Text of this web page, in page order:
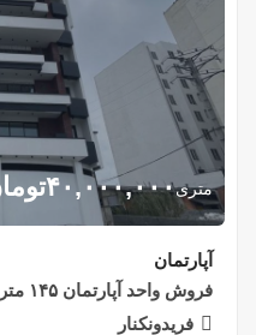
متری۴۰,۰۰۰,۰۰۰
آپارتمان
فروش واحد آپارتمان ۱۴۵ متری با ویو رو به دریا در فریدونکنار
فریدونکنار